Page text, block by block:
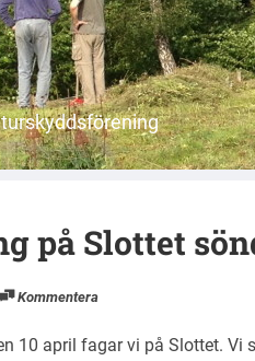
på Slottet
Kommentera
10 april fagar vi på Slottet. Vi